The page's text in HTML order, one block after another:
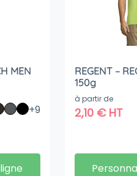
MEN
+9
REGENT –
150g
à partir de
2,10 €HT